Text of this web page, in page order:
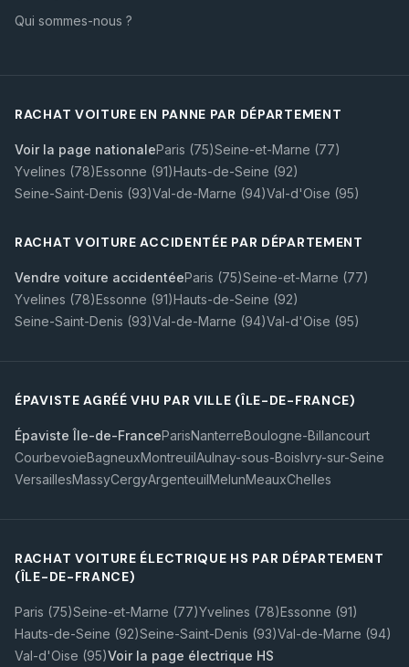
Qui sommes-nous ?
RACHAT VOITURE EN PANNE PAR DÉPARTEMENT
Voir la page nationaleParis (75)Seine-et-Marne (77)
Yvelines (78)Essonne (91)Hauts-de-Seine (92)
Seine-Saint-Denis (93)Val-de-Marne (94)Val-d'Oise (95)
RACHAT VOITURE ACCIDENTÉE PAR DÉPARTEMENT
Vendre voiture accidentéeParis (75)Seine-et-Marne (77)
Yvelines (78)Essonne (91)Hauts-de-Seine (92)
Seine-Saint-Denis (93)Val-de-Marne (94)Val-d'Oise (95)
ÉPAVISTE AGRÉÉ VHU PAR VILLE (ÎLE-DE-FRANCE)
Épaviste Île-de-FranceParisNanterreBoulogne-Billancourt
CourbevoieBagneuxMontreuilAulnay-sous-BoisIvry-sur-Seine
VersaillesMassyCergyArgenteuilMelunMeauxChelles
RACHAT VOITURE ÉLECTRIQUE HS PAR DÉPARTEMENT
(ÎLE-DE-FRANCE)
Paris (75)Seine-et-Marne (77)Yvelines (78)Essonne (91)
Hauts-de-Seine (92)Seine-Saint-Denis (93)Val-de-Marne (94)
Val-d'Oise (95)Voir la page électrique HS